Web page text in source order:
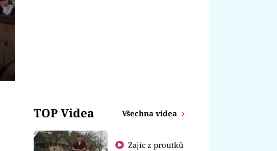
TOP Videa Všechna videa
Zajíc z proutků